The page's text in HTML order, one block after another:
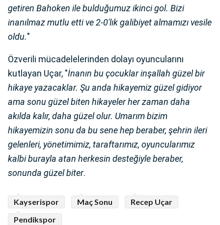
getiren Bahoken ile bulduğumuz ikinci gol. Bizi
inanılmaz mutlu etti ve 2-0'lık galibiyet almamızı vesile
oldu."
Özverili mücadelelerinden dolayı oyuncularını
kutlayan Uçar, "İnanın bu çocuklar inşallah güzel bir
hikaye yazacaklar. Şu anda hikayemiz güzel gidiyor
ama sonu güzel biten hikayeler her zaman daha
akılda kalır, daha güzel olur. Umarım bizim
hikayemizin sonu da bu sene hep beraber, şehrin ileri
gelenleri, yönetimimiz, taraftarımız, oyuncularımız
kalbi burayla atan herkesin desteğiyle beraber,
sonunda güzel biter.
Kayserispor Maç Sonu
Recep Uçar
Pendikspor